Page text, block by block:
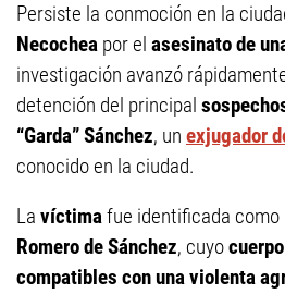
Persiste la conmoción en la
Necochea por el asesinato de
investigación avanzó
detención del principal
“Garda” Sánchez, un exjugador
conocido en la ciudad.
La víctimafue identificada como
Romero de Sánchez, cuyo
compatibles con una violenta